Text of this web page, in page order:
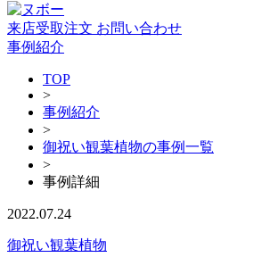
来店受取注文 お問い合わせ
事例紹介
TOP
>
事例紹介
>
御祝い観葉植物の事例一覧
>
事例詳細
2022.07.24
御祝い観葉植物